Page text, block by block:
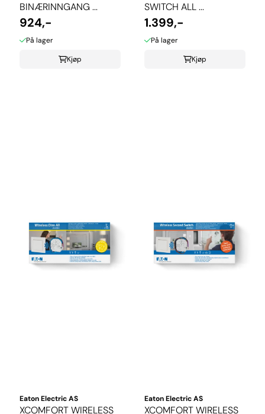
BINÆRINNGANG ...
924,-
På lager
Kjøp
SWITCH ALL ...
1.399,-
På lager
Kjøp
Eaton Electric AS
XCOMFORT WIRELESS
Eaton Electric AS
XCOMFORT WIRELESS